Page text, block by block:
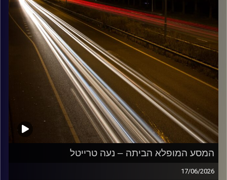
המסע המופלא הביתה – נעה טרייטל
17/06/2026